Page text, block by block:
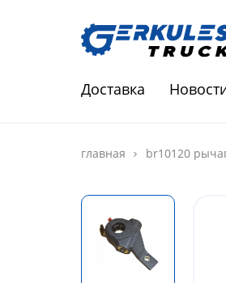
Доставка
главная br10120